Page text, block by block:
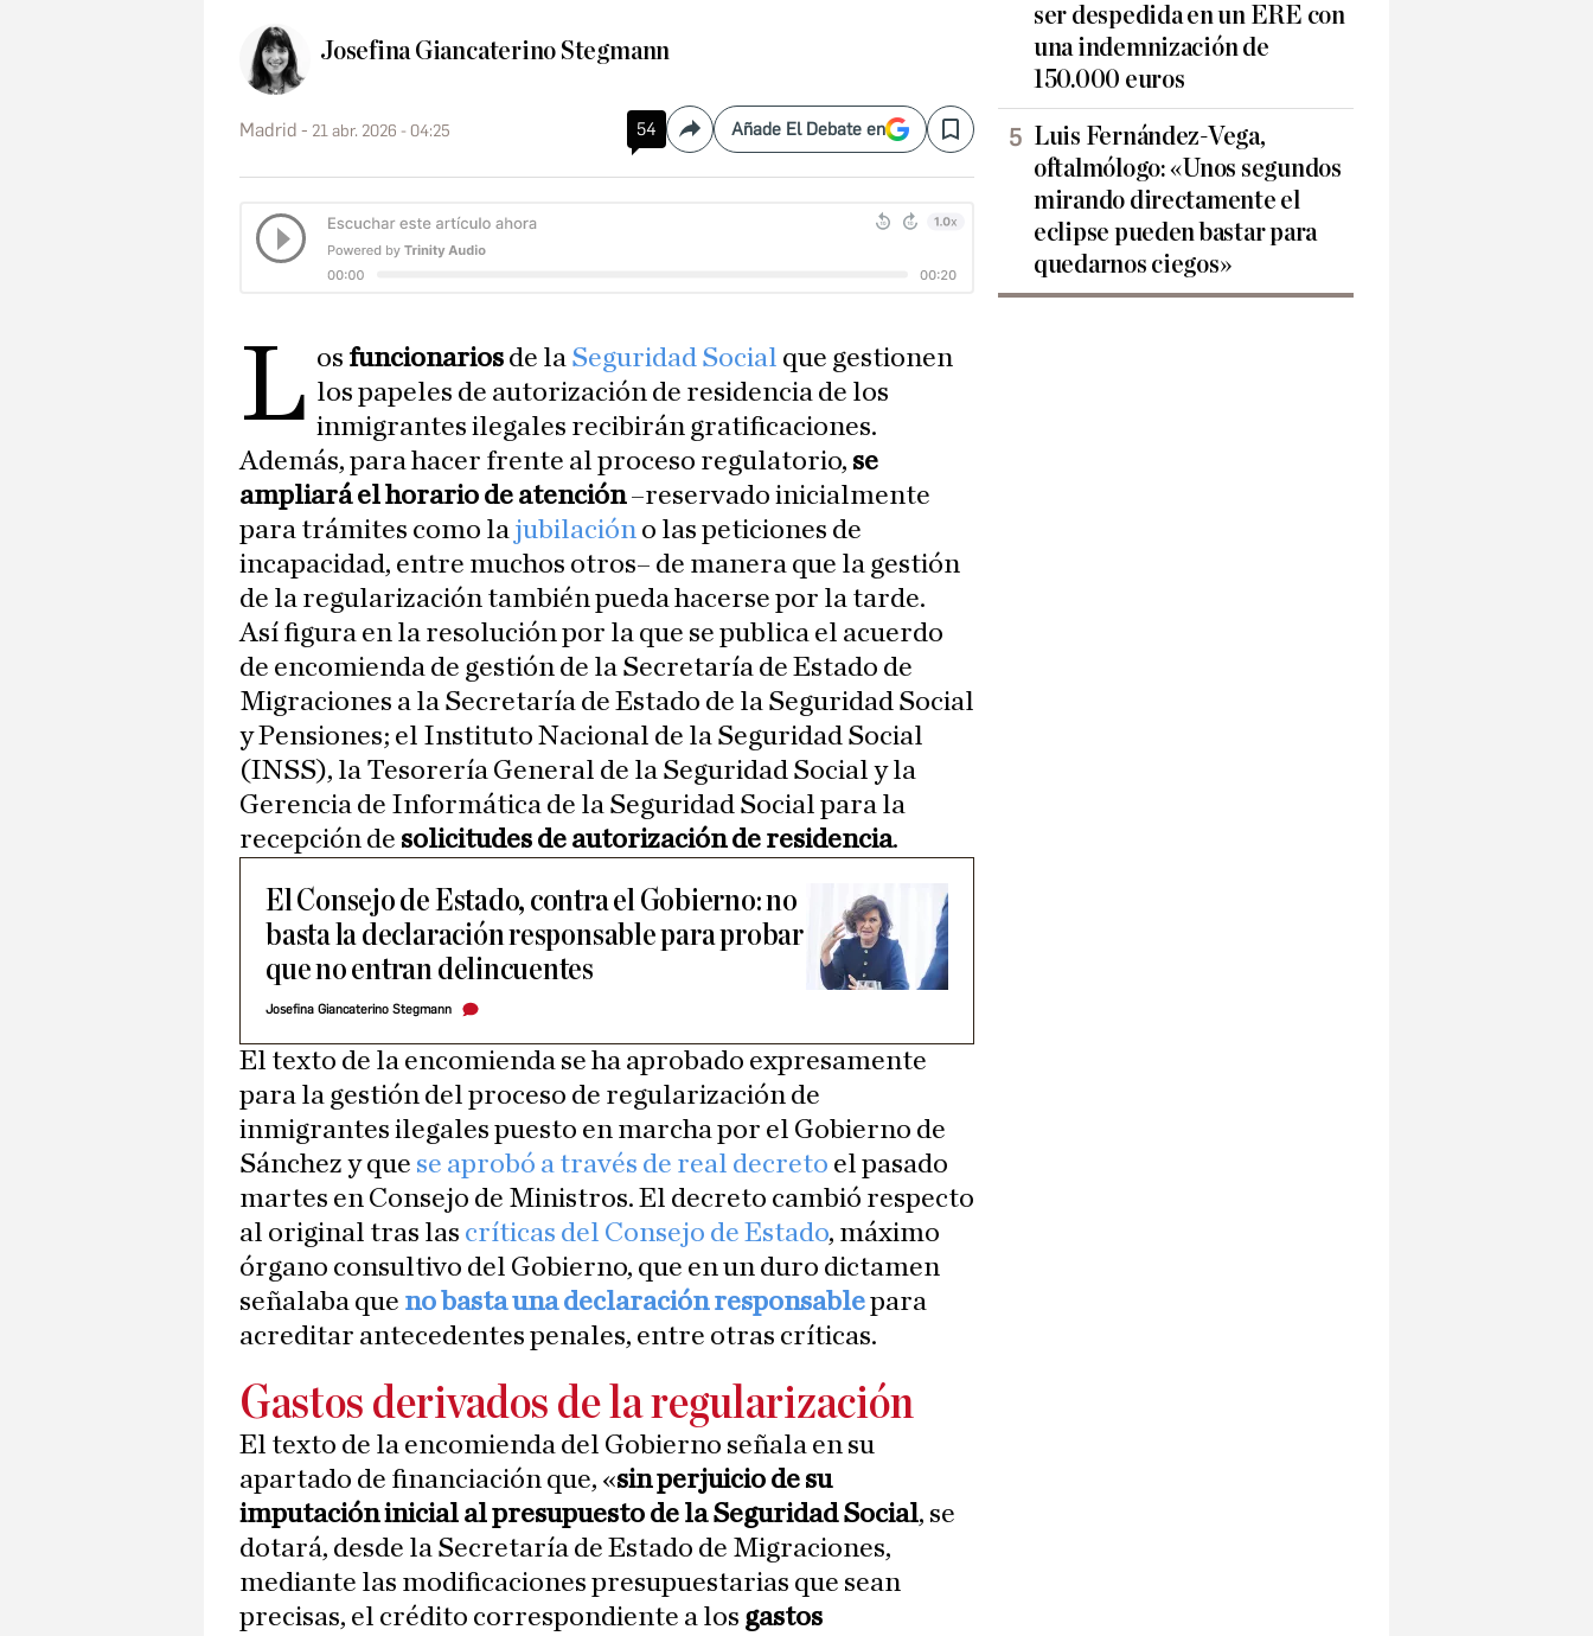
Josefina Giancaterino Stegmann
Madrid 21 abr. 2026 - 04:25 54 CompartirAñade El Debate en Save
L os funcionarios de la Seguridad Social que gestionen
los papeles de autorización de residencia de los
inmigrantes ilegales recibirán gratificaciones.
Además, para hacer frente al proceso regulatorio, se
ampliará el horario de atención–reservado inicialmente
para trámites como la jubilación o las peticiones de
incapacidad, entre muchos otros– de manera que la gestión
de la regularización también pueda hacerse por la tarde.
Así figura en la resolución por la que se publica el acuerdo
de encomienda de gestión de la Secretaría de Estado de
Migraciones a la Secretaría de Estado de la Seguridad Social
y Pensiones; el Instituto Nacional de la Seguridad Social
(INSS), la Tesorería General de la Seguridad Social y la
Gerencia de Informática de la Seguridad Social para la
recepción de solicitudes de autorización de residencia.
El Consejo de Estado, contra el Gobierno: no
basta la declaración responsable para probar
que no entran delincuentes
Josefina Giancaterino Stegmann
El texto de la encomienda se ha aprobado expresamente
para la gestión del proceso de regularización de
inmigrantes ilegales puesto en marcha por el Gobierno de
Sánchez y que se aprobó a través de real decreto el pasado
martes en Consejo de Ministros. El decreto cambió respecto
al original tras las críticas del Consejo de Estado, máximo
órgano consultivo del Gobierno, que en un duro dictamen
señalaba que no basta una declaración responsablepara
acreditar antecedentes penales, entre otras críticas.
Gastos derivados de la regularización
El texto de la encomienda del Gobierno señala en su
apartado de financiación que, «sin perjuicio de su
imputación inicial al presupuesto de la Seguridad Social, se
dotará, desde la Secretaría de Estado de Migraciones,
mediante las modificaciones presupuestarias que sean
precisas, el crédito correspondiente a los gastos
ser despedida en un ERE con
una indemnización de
150.000 euros
Luis Fernández-Vega,
oftalmólogo: «Unos segundos
mirando directamente el
eclipse pueden bastar para
quedarnos ciegos»